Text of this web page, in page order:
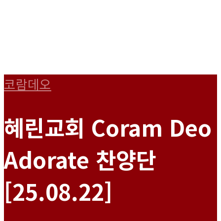
코람데오
혜린교회 Coram Deo
Adorate 찬양단
[25.08.22]